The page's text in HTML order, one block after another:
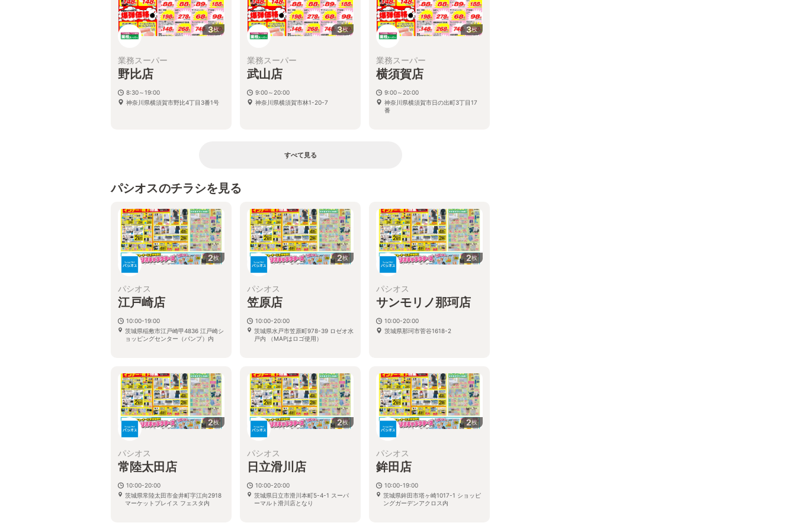
3枚
業務スーパー
野比店
8:30～19:00
神奈川県横須賀市野比4丁目3番1号
3枚
業務スーパー
武山店
9:00～20:00
神奈川県横須賀市林1-20-7
3枚
業務スーパー
横須賀店
9:00～20:00
神奈川県横須賀市日の出町3丁目17
番
すべて見る
パシオスのチラシを見る
2枚
パシオス
江戸崎店
10:00-19:00
茨城県稲敷市江戸崎甲4836 江戸崎シ
ョッピングセンター（パンプ）内
2枚
パシオス
笠原店
10:00-20:00
茨城県水戸市笠原町978-39 ロゼオ水
戸内 （MAPはロゴ使用）
2枚
パシオス
サンモリノ那珂店
10:00-20:00
茨城県那珂市菅谷1618-2
2枚
パシオス
常陸太田店
10:00-20:00
茨城県常陸太田市金井町字江向2918
マーケットプレイス フェスタ内
2枚
パシオス
日立滑川店
10:00-20:00
茨城県日立市滑川本町5-4-1 スーパ
ーマルト滑川店となり
2枚
パシオス
鉾田店
10:00-19:00
茨城県鉾田市塔ヶ崎1017-1 ショッピ
ングガーデンアクロス内